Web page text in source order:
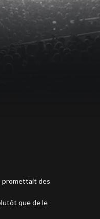
promettait des
que de le